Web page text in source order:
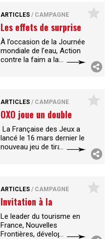
ARTICLES/ CAMPAGNE
Les effets de surprise
À l’occasion de la Journée
mondiale de l’eau, Action
contre la faim a lancé une
ARTICLES/ CAMPAGNE
OXO joue un double
jeu
La Française des Jeux a
lancé le 16 mars dernier le
nouveau jeu de tirage Oxo.
ARTICLES/ CAMPAGNE
Invitation à la
rencontre
Le leader du tourisme en
France, Nouvelles
Frontières, développe une